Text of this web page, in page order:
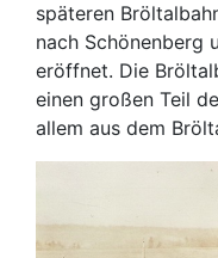
späteren
nach Schönenberg
eröffnet. Die
einen großen Teil
allem aus dem